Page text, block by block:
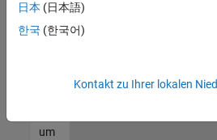
entsprechen,
werden
unseres
um
日本 (日本語)
한국 (한국어)
Kontakt zu Ihrer lokalen